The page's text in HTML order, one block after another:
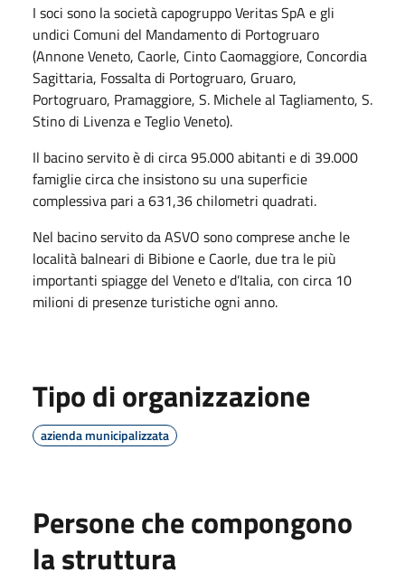
I soci sono la società capogruppo Veritas SpA e gli
undici Comuni del Mandamento di Portogruaro
(Annone Veneto, Caorle, Cinto Caomaggiore, Concordia
Sagittaria, Fossalta di Portogruaro, Gruaro,
Portogruaro, Pramaggiore, S. Michele al Tagliamento, S.
Stino di Livenza e Teglio Veneto).
Il bacino servito è di circa 95.000 abitanti e di 39.000
famiglie circa che insistono su una superficie
complessiva pari a 631,36 chilometri quadrati.
Nel bacino servito da ASVO sono comprese anche le
località balneari di Bibione e Caorle, due tra le più
importanti spiagge del Veneto e d’Italia, con circa 10
milioni di presenze turistiche ogni anno.
Tipo di organizzazione
azienda municipalizzata
Persone che compongono
la struttura